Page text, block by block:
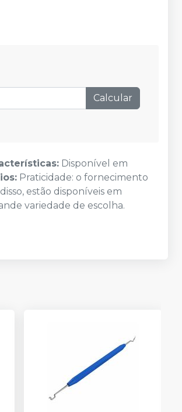
Calcular
Disponível em
Praticidade: o fornecimento
estão disponíveis em
variedade de escolha.